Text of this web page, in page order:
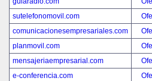
sutelefonomovil.com
comunicacionesempresariales.com
planmovil.com
mensajeriaempresarial.com
e-conferencia.com